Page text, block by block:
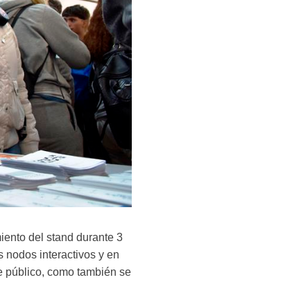
del stand durante 3
nodos interactivos y en
público, como también se